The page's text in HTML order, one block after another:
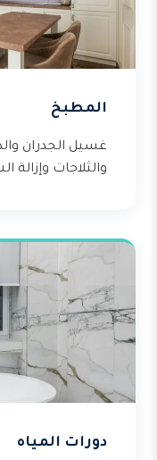
المطبخ
غسيل الجدران
والثلاجات
دورات المياه